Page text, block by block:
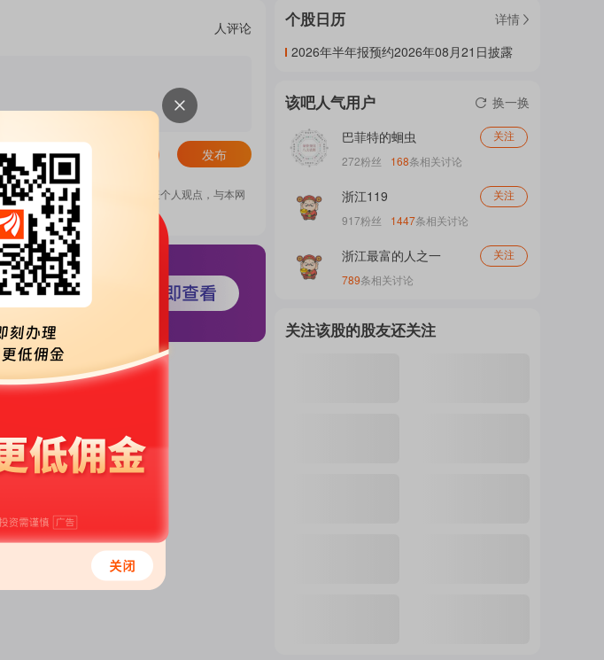
热
概
人评论
发布
发表的所有资料、言论等仅代表个人观点，与本网
东方财富社区管理规定》
个股日历
详情
2026年半年报预约2026年08月21日披露
该吧人气用户 换一换
巴菲特的蛔虫 关注
272粉丝 168条相关讨论
浙江119 关注
917粉丝 1447条相关讨论
浙江最富的人之一 关注
789条相关讨论
关注该股的股友还关注